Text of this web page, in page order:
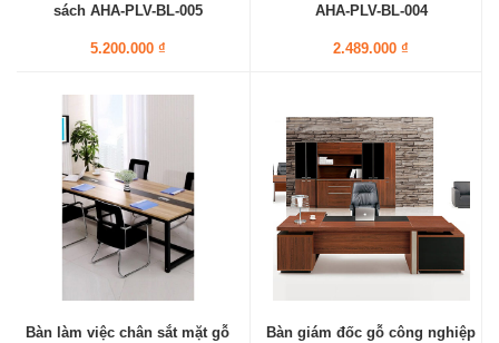
sách AHA-PLV-BL-005
5.200.000 ₫
AHA-PLV-BL-004
2.489.000 ₫
Bàn làm việc chân sắt mặt gỗ
Bàn giám đốc gỗ công nghiệp